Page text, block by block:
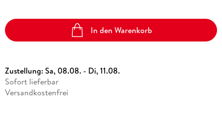
In den Warenkorb
Zustellung:Sa, 08.08. - Di, 11.08.
Sofort lieferbar
Versandkostenfrei